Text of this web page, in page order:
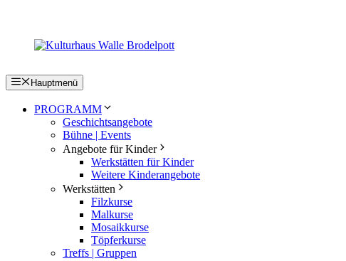
springen
Hauptmenü
PROGRAMM
Geschichtsangebote
Bühne | Events
Angebote für Kinder
Werkstätten für Kinder
Weitere Kinderangebote
Werkstätten
Filzkurse
Malkurse
Mosaikkurse
Töpferkurse
Treffs | Gruppen